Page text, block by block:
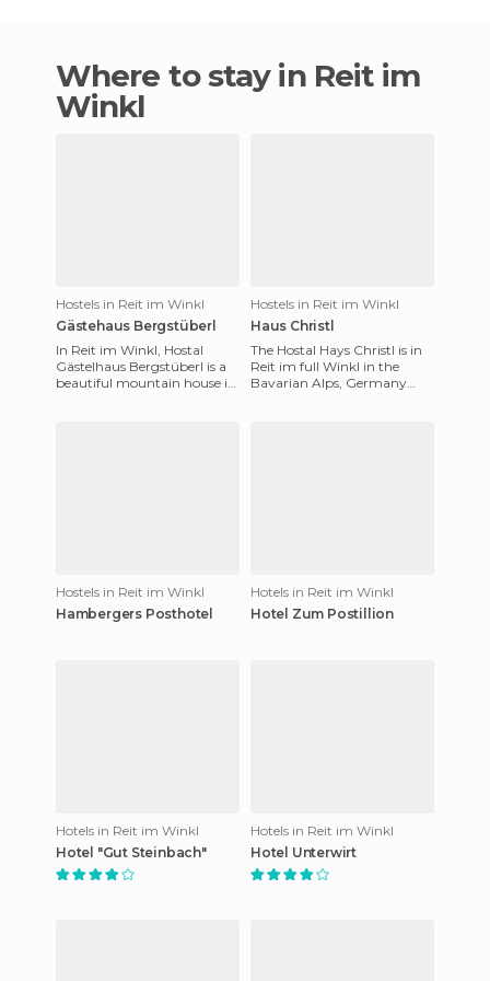
Where to stay in Reit im
Winkl
Hostels in Reit im Winkl
Gästehaus Bergstüberl
In Reit im Winkl, Hostal
Gästelhaus Bergstüberl is a
beautiful mountain house in
Hostels in Reit im Winkl
Haus Christl
The Hostal Hays Christl is in
Reit im full Winkl in the
Bavarian Alps, Germany
Hostels in Reit im Winkl
Hambergers Posthotel
Hotels in Reit im Winkl
Hotel Zum Postillion
Hotels in Reit im Winkl
Hotel "Gut Steinbach"
Hotels in Reit im Winkl
Hotel Unterwirt